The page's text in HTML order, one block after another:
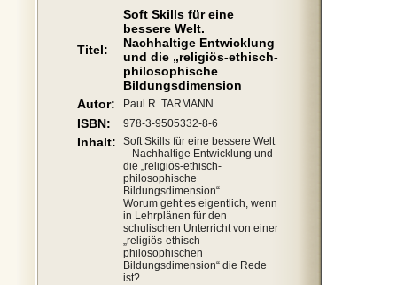
Titel:
Soft Skills für eine
bessere Welt.
Nachhaltige Entwicklung
und die „religiös-ethisch-
philosophische
Bildungsdimension
Autor:
Paul R. TARMANN
ISBN: 978-3-9505332-8-6
Inhalt:
Soft Skills für eine bessere Welt
– Nachhaltige Entwicklung und
die „religiös-ethisch-
philosophische
Bildungsdimension“
Worum geht es eigentlich, wenn
in Lehrplänen für den
schulischen Unterricht von einer
„religiös-ethisch-
philosophischen
Bildungsdimension“ die Rede
ist?